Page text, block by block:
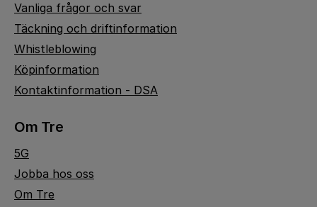
Vanliga frågor och svar
Täckning och driftinformation
Whistleblowing
Köpinformation
Kontaktinformation - DSA
Om Tre
5G
Jobba hos oss
Om Tre